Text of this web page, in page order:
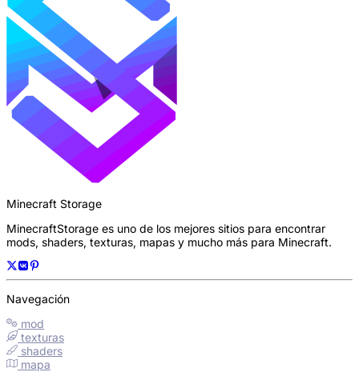
Minecraft Storage
MinecraftStorage es uno de los mejores sitios para encontrar
mods, shaders, texturas, mapas y mucho más para Minecraft.
Navegación
mod
texturas
shaders
mapa